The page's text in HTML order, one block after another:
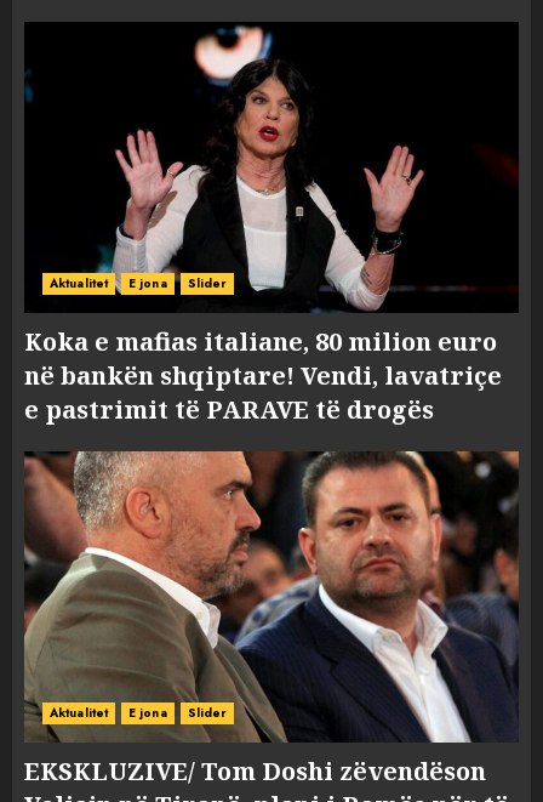
Aktualitet E jona Slider
Koka e mafias italiane, 80 milion euro
në bankën shqiptare! Vendi, lavatriçe
e pastrimit të PARAVE të drogës
Aktualitet E jona Slider
EKSKLUZIVE/ Tom Doshi zëvendëson